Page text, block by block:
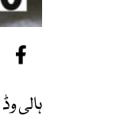
ہالی